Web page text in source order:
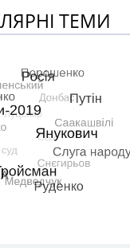
ТЕМИ